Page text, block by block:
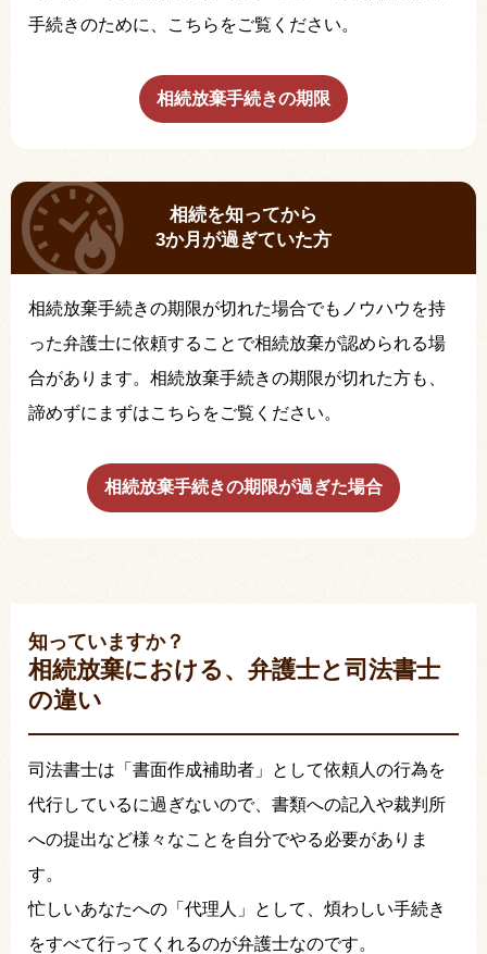
手続きのために、こちらをご覧ください。
相続放棄手続きの期限
相続を知ってから
3か月が過ぎていた方
相続放棄手続きの期限が切れた場合でもノウハウを持
った弁護士に依頼することで相続放棄が認められる場
合があります。相続放棄手続きの期限が切れた方も、
諦めずにまずはこちらをご覧ください。
相続放棄手続きの期限が過ぎた場合
知っていますか？
相続放棄における、弁護士と司法書士
の違い
司法書士は「書面作成補助者」として依頼人の行為を
代行しているに過ぎないので、書類への記入や裁判所
への提出など様々なことを自分でやる必要がありま
す。
忙しいあなたへの「代理人」として、煩わしい手続き
をすべて行ってくれるのが弁護士なのです。